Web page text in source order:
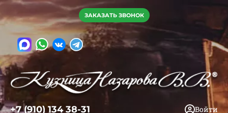
ЗАКАЗАТЬ ЗВОНОК
+7 (910) 134 38-31 Войти